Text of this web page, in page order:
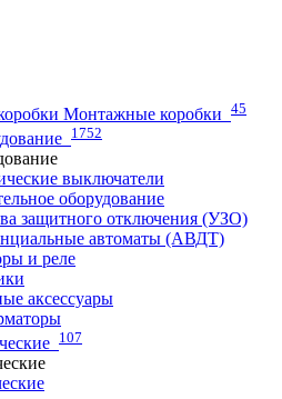
Монтажные коробки 45
1752
выключатели
оборудование
защитного отключения (УЗО)
автоматы (АВДТ)
и реле
аксессуары
107